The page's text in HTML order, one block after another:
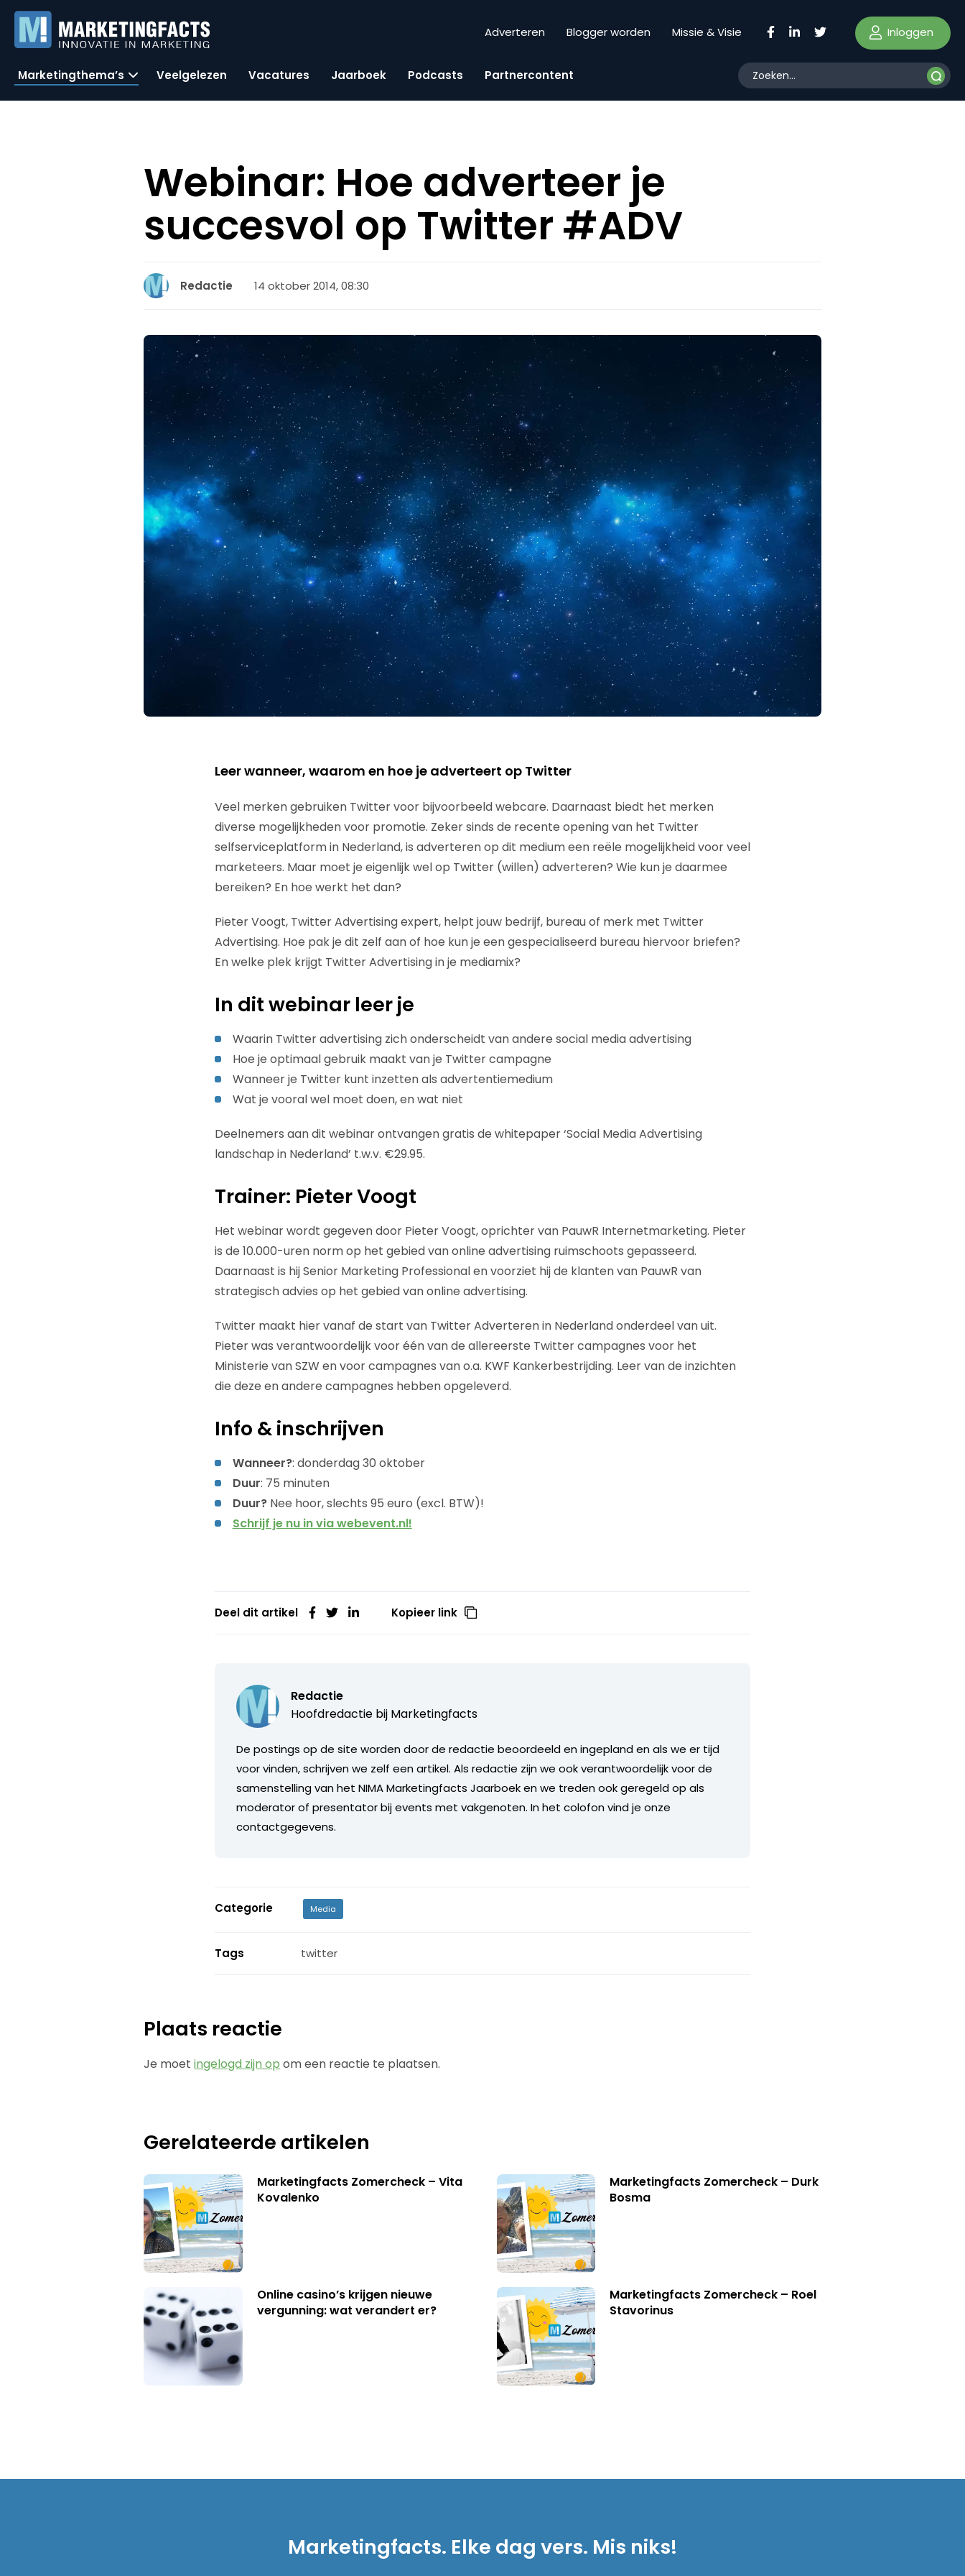
Adverteren Blogger worden Missie & Visie Inloggen
Marketingthema’s Veelgelezen Vacatures Jaarboek Podcasts Partnercontent
Webinar: Hoe adverteer je
succesvol op Twitter #ADV
Redactie 14 oktober 2014, 08:30
Leer wanneer, waarom en hoe je adverteert op Twitter
Veel merken gebruiken Twitter voor bijvoorbeeld webcare. Daarnaast biedt het merken
diverse mogelijkheden voor promotie. Zeker sinds de recente opening van het Twitter
selfserviceplatform in Nederland, is adverteren op dit medium een reële mogelijkheid voor veel
marketeers. Maar moet je eigenlijk wel op Twitter (willen) adverteren? Wie kun je daarmee
bereiken? En hoe werkt het dan?
Pieter Voogt, Twitter Advertising expert, helpt jouw bedrijf, bureau of merk met Twitter
Advertising. Hoe pak je dit zelf aan of hoe kun je een gespecialiseerd bureau hiervoor briefen?
En welke plek krijgt Twitter Advertising in je mediamix?
In dit webinar leer je
Waarin Twitter advertising zich onderscheidt van andere social media advertising
Hoe je optimaal gebruik maakt van je Twitter campagne
Wanneer je Twitter kunt inzetten als advertentiemedium
Wat je vooral wel moet doen, en wat niet
Deelnemers aan dit webinar ontvangen gratis de whitepaper ‘Social Media Advertising
landschap in Nederland’ t.w.v. €29.95.
Trainer: Pieter Voogt
Het webinar wordt gegeven door Pieter Voogt, oprichter van PauwR Internetmarketing. Pieter
is de 10.000-uren norm op het gebied van online advertising ruimschoots gepasseerd.
Daarnaast is hij Senior Marketing Professional en voorziet hij de klanten van PauwR van
strategisch advies op het gebied van online advertising.
Twitter maakt hier vanaf de start van Twitter Adverteren in Nederland onderdeel van uit.
Pieter was verantwoordelijk voor één van de allereerste Twitter campagnes voor het
Ministerie van SZW en voor campagnes van o.a. KWF Kankerbestrijding. Leer van de inzichten
die deze en andere campagnes hebben opgeleverd.
Info & inschrijven
Wanneer?: donderdag 30 oktober
Duur: 75 minuten
Duur?Nee hoor, slechts 95 euro (excl. BTW)!
Schrijf je nu in via webevent.nl!
Deel dit artikel Kopieer link
Redactie
Hoofdredactie bij Marketingfacts
De postings op de site worden door de redactie beoordeeld en ingepland en als we er tijd
voor vinden, schrijven we zelf een artikel. Als redactie zijn we ook verantwoordelijk voor de
samenstelling van het NIMA Marketingfacts Jaarboek en we treden ook geregeld op als
moderator of presentator bij events met vakgenoten. In het colofon vind je onze
contactgegevens.
Categorie Media
Tags twitter
Plaats reactie
Je moetingelogd zijn op om een reactie te plaatsen.
Gerelateerde artikelen
Marketingfacts Zomercheck – Vita
Kovalenko
Marketingfacts Zomercheck – Durk
Bosma
Online casino’s krijgen nieuwe
vergunning: wat verandert er?
Marketingfacts Zomercheck – Roel
Stavorinus
Marketingfacts. Elke dag vers. Mis niks!